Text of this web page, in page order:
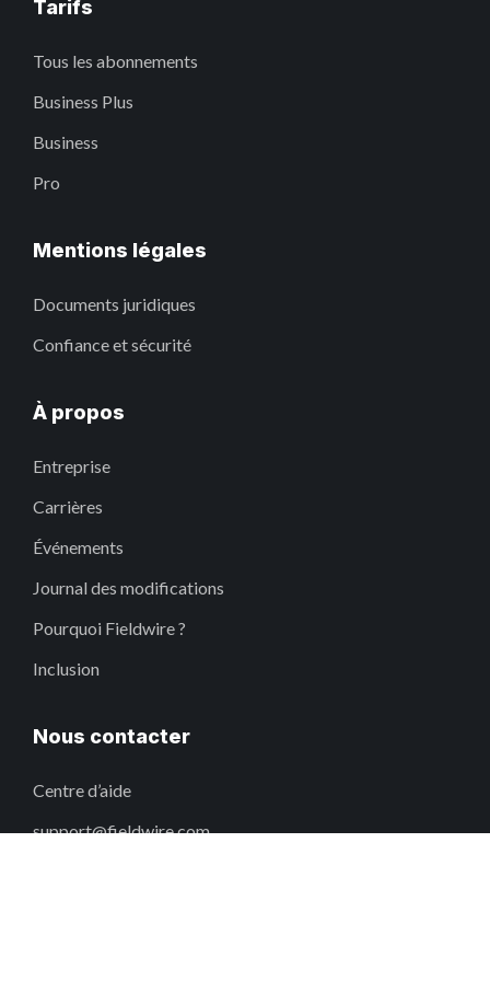
Tarifs
Tous les abonnements
Business Plus
Business
Pro
Mentions légales
Documents juridiques
Confiance et sécurité
À propos
Entreprise
Carrières
Événements
Journal des modifications
Pourquoi Fieldwire ?
Inclusion
Nous contacter
Centre d’aide
support@fieldwire.com